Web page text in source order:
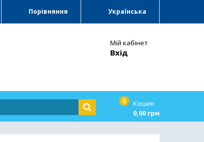
Порівняння Українська
Мій кабінет
Вхід
0
Кошик
0,00 грн